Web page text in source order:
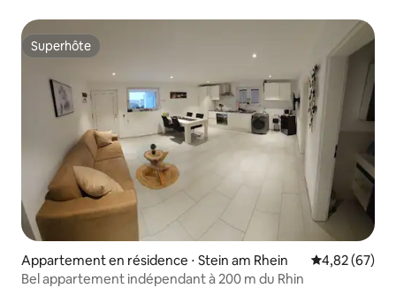
Superhôte
Superhôte
Appartement en résidence ⋅ Stein am Rhein Évaluation
4,82 (67)
Bel appartement indépendant à 200 m du Rhin